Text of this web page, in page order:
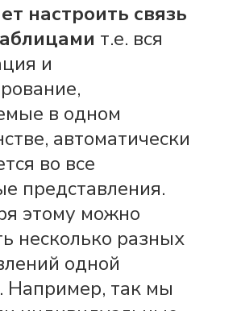
настроить связь
т.е. вся
и
в одном
автоматически
во все
представления.
этому можно
несколько разных
одной
Например, так мы